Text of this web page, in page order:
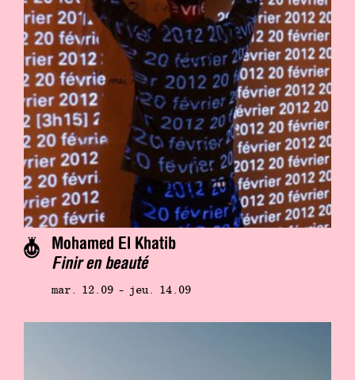
Mohamed El Khatib
Finir en beauté
mar. 12.09 - jeu. 14.09